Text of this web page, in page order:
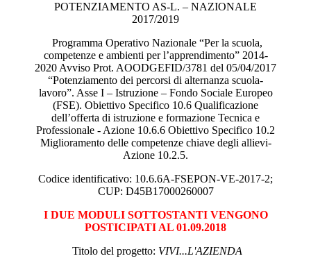
POTENZIAMENTO AS-L. – NAZIONALE
2017/2019
Programma Operativo Nazionale “Per la scuola,
competenze e ambienti per l’apprendimento” 2014-
2020 Avviso Prot. AOODGEFID/3781 del 05/04/2017
“Potenziamento dei percorsi di alternanza scuola-
lavoro”. Asse I – Istruzione – Fondo Sociale Europeo
(FSE). Obiettivo Specifico 10.6 Qualificazione
dell’offerta di istruzione e formazione Tecnica e
Professionale - Azione 10.6.6 Obiettivo Specifico 10.2
Miglioramento delle competenze chiave degli allievi-
Azione 10.2.5.
Codice identificativo: 10.6.6A-FSEPON-VE-2017-2;
CUP: D45B17000260007
I DUE MODULI SOTTOSTANTI VENGONO
POSTICIPATI AL 01.09.2018
Titolo del progetto: VIVI...L'AZIENDA